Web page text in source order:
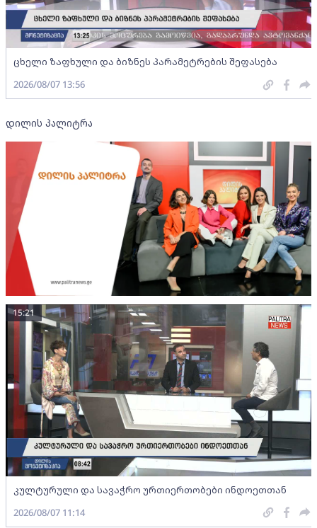
ცხელი ზაფხული და ბიზნეს პარამეტრების შეფასება
2026/08/07 13:56
დილის პალიტრა
კულტურული და სავაჭრო ურთიერთობები ინდოეთთან
15:21
2026/08/07 11:14